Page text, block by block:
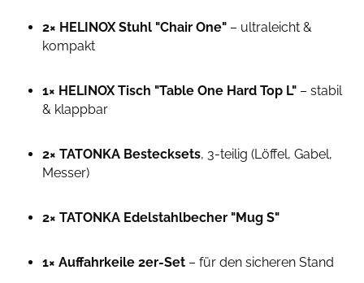
2× HELINOX Stuhl "Chair One" – ultraleicht &
kompakt
1× HELINOX Tisch "Table One Hard Top L" – stabil
& klappbar
2× TATONKA Bestecksets, 3-teilig (Löffel, Gabel,
Messer)
2× TATONKA Edelstahlbecher "Mug S"
1× Auffahrkeile 2er-Set – für den sicheren Stand